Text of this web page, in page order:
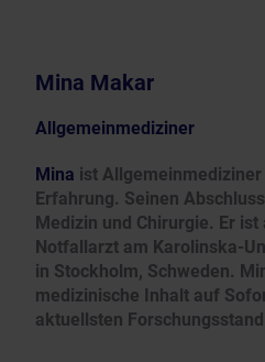
Mina Makar
Allgemeinmediziner
Mina ist
Erfahrung. Seinen
Medizin und Chirurgie. Er ist
Notfallarzt am Karolinska-
in Stockholm, Schweden.
medizinische Inhalt auf
aktuellsten